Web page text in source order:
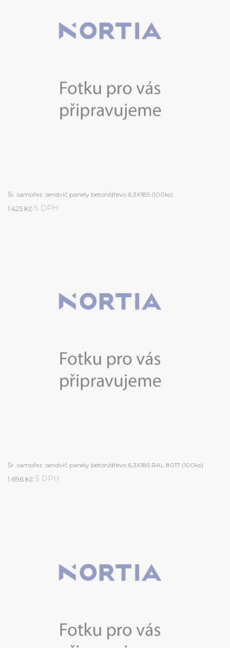
Šr. samořez. sendvič panely beton/dřevo 6,3X185 (100ks)
1 425 Kč S DPH
Šr. samořez. sendvič panely beton/dřevo 6,3X185 RAL 8017 (100ks)
1 696 Kč S DPH